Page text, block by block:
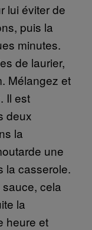
lui éviter de
puis la
minutes.
de laurier,
Mélangez et
Il est
deux
la
une
la casserole.
cela
la
heure et